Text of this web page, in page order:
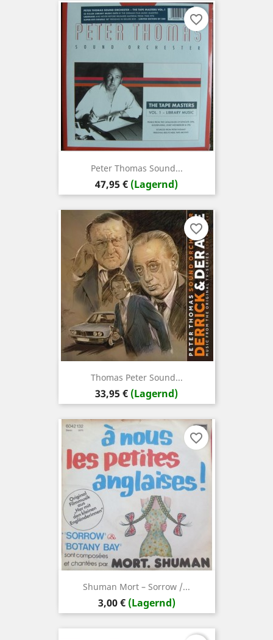
Peter Thomas Sound...
Preis
47,95 € (Lagernd)
favorite_border
Thomas Peter Sound...
Preis
33,95 € (Lagernd)
favorite_border
Shuman ‎Mort – Sorrow /...
Preis
3,00 € (Lagernd)
favorite_border